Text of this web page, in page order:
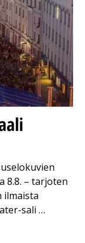
8.8. – tarjoten
ilmaista
sali …